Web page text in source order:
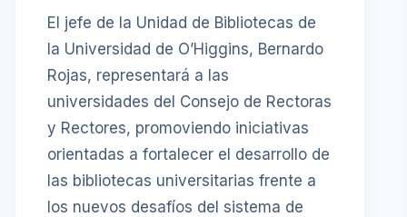
El jefe de la Unidad de Bibliotecas de
la Universidad de O’Higgins, Bernardo
Rojas, representará a las
universidades del Consejo de Rectoras
y Rectores, promoviendo iniciativas
orientadas a fortalecer el desarrollo de
las bibliotecas universitarias frente a
los nuevos desafíos del sistema de